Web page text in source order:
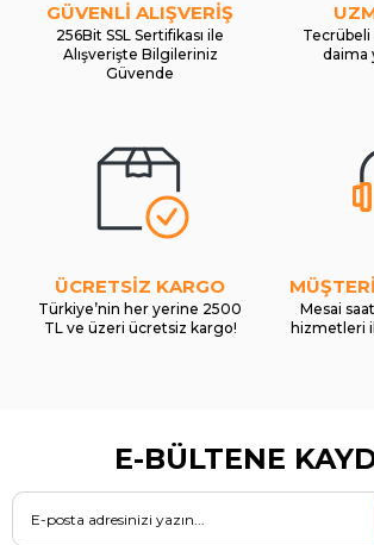
GÜVENLİ ALIŞVERİŞ
256Bit SSL Sertifikası ile
Alışverişte Bilgileriniz
Güvende
Tecrübeli
daima
ÜCRETSİZ KARGO
Türkiye’nin her yerine 2500
TL ve üzeri ücretsiz kargo!
Mesai
hizmetleri
E-BÜLTENE